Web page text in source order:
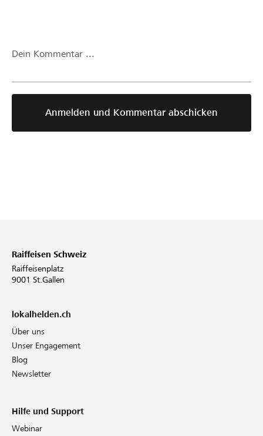
Dein Kommentar ...
Anmelden und Kommentar abschicken
Raiffeisen Schweiz
Raiffeisenplatz
9001 St.Gallen
lokalhelden.ch
Über uns
Unser Engagement
Blog
Newsletter
Hilfe und Support
Webinar